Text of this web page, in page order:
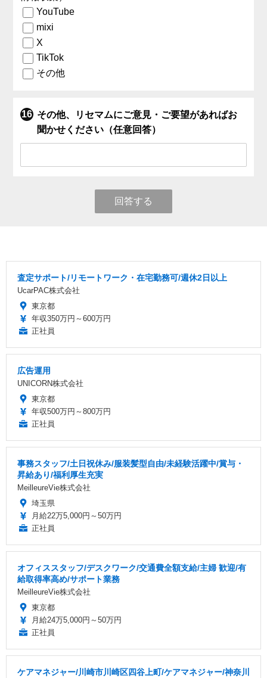
YouTube
mixi
X
TikTok
その他
その他、リセマムにご意見・ご要望があればお
聞かせください（任意回答）
回答する
査定サポート/リモートワーク・在宅勤務可/週休2日以上
UcarPAC株式会社
東京都
年収350万円～600万円
正社員
広告運用
UNICORN株式会社
東京都
年収500万円～800万円
正社員
事務スタッフ/土日祝休み/服装髪型自由/未経験活躍中/賞与・
昇給あり/福利厚生充実
MeilleureVie株式会社
埼玉県
月給22万5,000円～50万円
正社員
オフィススタッフ/デスクワーク/交通費全額支給/主婦 歓迎/有
給取得率高め/サポート業務
MeilleureVie株式会社
東京都
月給24万5,000円～50万円
正社員
ケアマネジャー/川崎市川崎区四谷上町/ケアマネジャー/神奈川